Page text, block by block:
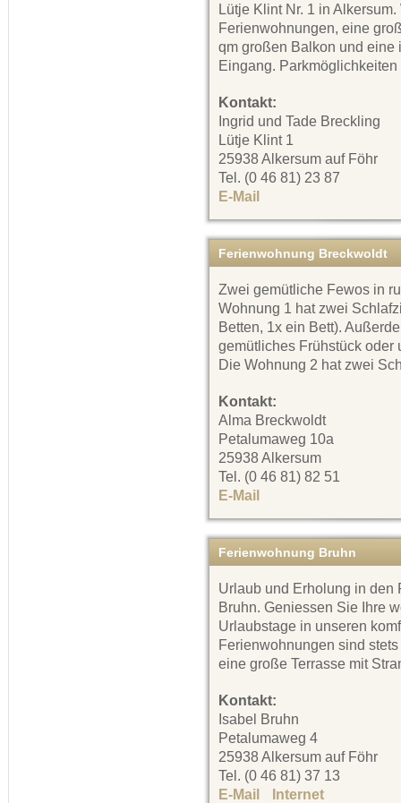
Lütje Klint Nr. 1 in
Ferienwohnungen, eine
qm großen Balkon und eine
Eingang.
Kontakt:
Ingrid und Tade Breckling
Lütje Klint 1
25938 Alkersum auf Föhr
Tel. (0 46 81) 23 87
E-Mail
Ferienwohnung Breckwoldt
Zwei gemütliche Fewos in
Wohnung 1 hat zwei
Betten, 1x ein Bett).
gemütliches Frühstück oder
Die Wohnung 2 hat zwei
Kontakt:
Alma Breckwoldt
Petalumaweg 10a
25938 Alkersum
Tel. (0 46 81) 82 51
E-Mail
Ferienwohnung Bruhn
Urlaub und Erholung in den
Bruhn. Geniessen Sie Ihre
Urlaubstage in unseren
Ferienwohnungen sind
eine große Terrasse mit
Kontakt:
Isabel Bruhn
Petalumaweg 4
25938 Alkersum auf Föhr
Tel. (0 46 81) 37 13
E-Mail
Internet